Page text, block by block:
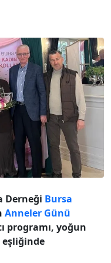
Derneği Bursa
Anneler Günü
programı, yoğun
eşliğinde